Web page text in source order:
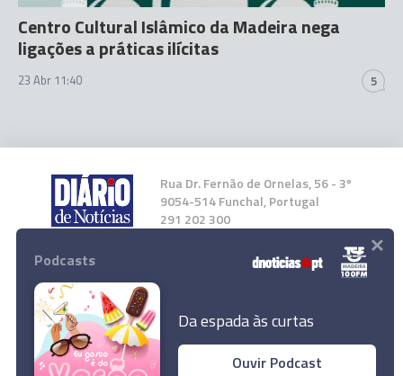
Centro Cultural Islâmico da Madeira nega
ligações a práticas ilícitas
23 Abr 11:40 5
Rua Dr. Fernão de Ornelas, 56 - 3º
9054-514 Funchal, Portugal
291 202 300
Instale a nossa App
Podcasts
Da espada às curtas
Ouvir Podcast
×